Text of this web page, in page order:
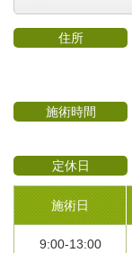
住所
施術時間
定休日
施術日
9:00-13:00